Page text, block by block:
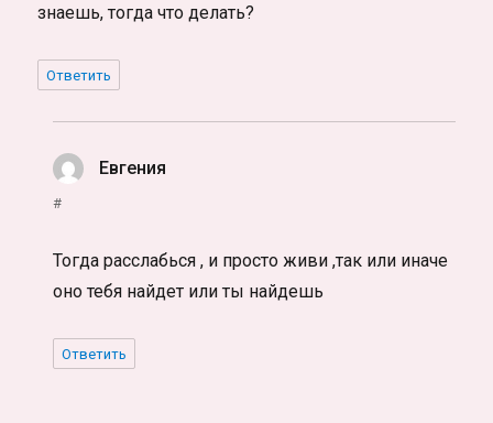
знаешь, тогда что делать?
Ответить
Евгения
#
Тогда расслабься , и просто живи ,так или иначе
оно тебя найдет или ты найдешь
Ответить